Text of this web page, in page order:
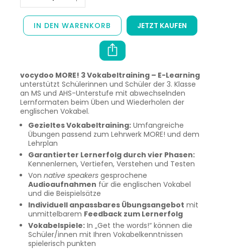
IN DEN WARENKORB JETZT KAUFEN
vocydoo MORE! 3 Vokabeltraining – E-Learning
unterstützt Schülerinnen und Schüler der 3. Klasse
an MS und AHS-Unterstufe mit abwechselnden
Lernformaten beim Üben und Wiederholen der
englischen Vokabel.
Gezieltes Vokabeltraining: Umfangreiche
Übungen passend zum Lehrwerk MORE! und dem
Lehrplan
Garantierter Lernerfolg durch vier Phasen:
Kennenlernen, Vertiefen, Verstehen und Testen
Von native speakers gesprochene
Audioaufnahmen für die englischen Vokabel
und die Beispielsätze
Individuell anpassbares Übungsangebot mit
unmittelbarem Feedback zum Lernerfolg
Vokabelspiele: In „Get the words!“ können die
Schüler/innen mit Ihren Vokabelkenntnissen
spielerisch punkten